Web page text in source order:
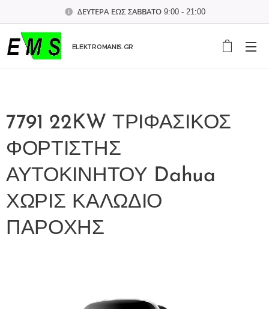
ΔΕΥΤΕΡΑ ΕΩΣ ΣΑΒΒΑΤΟ 9:00 - 21:00
ELEKTROMANIS.GR
7791 22KW ΤΡΙΦΑΣΙΚΟΣ
ΦΟΡΤΙΣΤΗΣ
ΑΥΤΟΚΙΝΗΤΟΥ Dahua
ΧΩΡΙΣ ΚΑΛΩΔΙΟ
ΠΑΡΟΧΗΣ